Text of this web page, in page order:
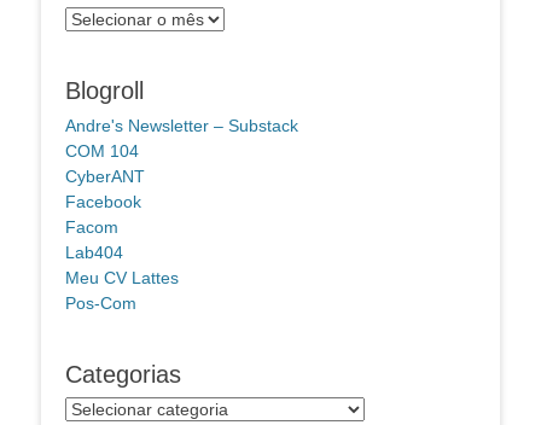
Arquivos
Blogroll
Andre's Newsletter – Substack
COM 104
CyberANT
Facebook
Facom
Lab404
Meu CV Lattes
Pos-Com
Categorias
Categorias